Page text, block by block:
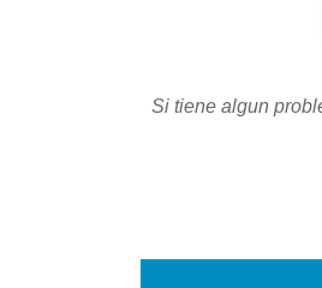
Si tiene algun